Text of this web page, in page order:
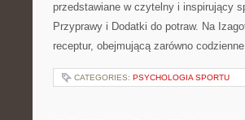
przedstawiane w czytelny i inspirujący
Przyprawy i Dodatki do potraw. Na
receptur, obejmującą zarówno
CATEGORIES: PSYCHOLOGIA SPORTU